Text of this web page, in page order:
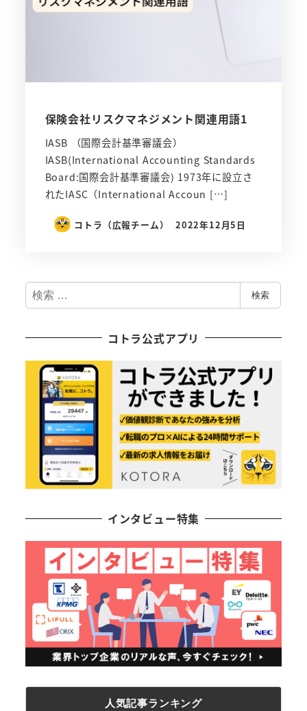
保険会社リスクマネジメント関連用語1
IASB （国際会計基準審議会）
IASB(International Accounting Standards
Board:国際会計基準審議会) 1973年に設立さ
れたIASC（International Accoun […]
コトラ（広報チーム） 2022年12月5日
検
索
検索
コトラ公式アプリ
インタビュー特集
人気記事ランキング